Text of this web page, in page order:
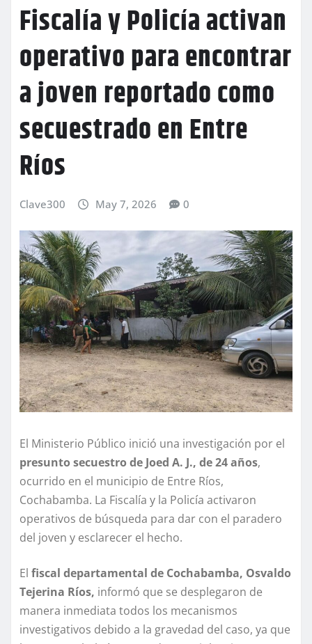
Fiscalía y Policía activan
operativo para encontrar
a joven reportado como
secuestrado en Entre
Ríos
Clave300 May 7, 2026 0
El Ministerio Público inició una investigación por el
presunto secuestro de Joed A. J., de 24 años,
ocurrido en el municipio de Entre Ríos,
Cochabamba. La Fiscalía y la Policía activaron
operativos de búsqueda para dar con el paradero
del joven y esclarecer el hecho.
El fiscal departamental de Cochabamba, Osvaldo
Tejerina Ríos, informó que se desplegaron de
manera inmediata todos los mecanismos
investigativos debido a la gravedad del caso, ya que